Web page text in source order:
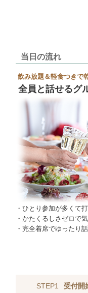
当日の流れ
飲み放題＆軽食つきで
全員と話せるグ
・ひとり参加が多くて
・かたくるしさゼロで
・完全着席でゆったり
STEP1 受付開